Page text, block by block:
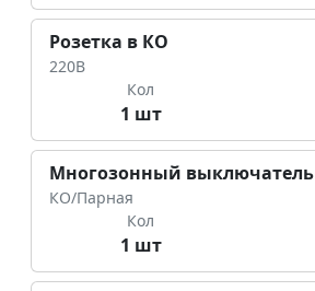
Розетка в КО
220В
Кол
1 шт
Многозонный выключатель
КО/Парная
Кол
1 шт